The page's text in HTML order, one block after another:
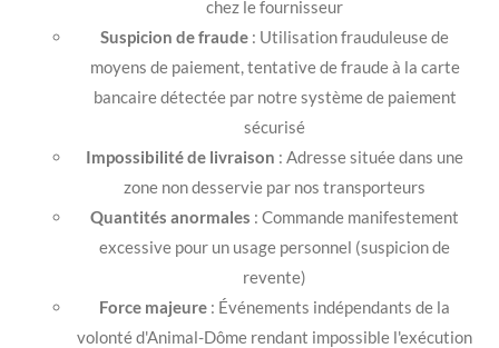
chez le fournisseur
Suspicion de fraude : Utilisation frauduleuse de
moyens de paiement, tentative de fraude à la carte
bancaire détectée par notre système de paiement
sécurisé
Impossibilité de livraison : Adresse située dans une
zone non desservie par nos transporteurs
Quantités anormales : Commande manifestement
excessive pour un usage personnel (suspicion de
revente)
Force majeure : Événements indépendants de la
volonté d'Animal-Dôme rendant impossible l'exécution